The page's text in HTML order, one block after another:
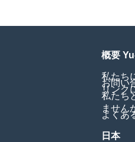
概要
私たち
お問い
リンク
私たち
ません
よくあ
日本